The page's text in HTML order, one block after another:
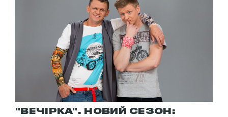
"ВЕЧІРКА". НОВИЙ СЕЗОН: